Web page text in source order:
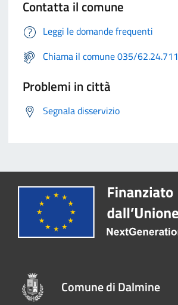
Contatta il comune
Leggi le domande frequenti
Chiama il comune 035/62.24.711
Problemi in città
Segnala disservizio
Comune di Dalmine